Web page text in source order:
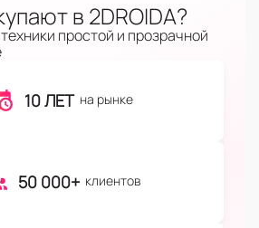
в 2DROIDA?
простой и прозрачной
10 ЛЕТ на рынке
50 000+ клиентов